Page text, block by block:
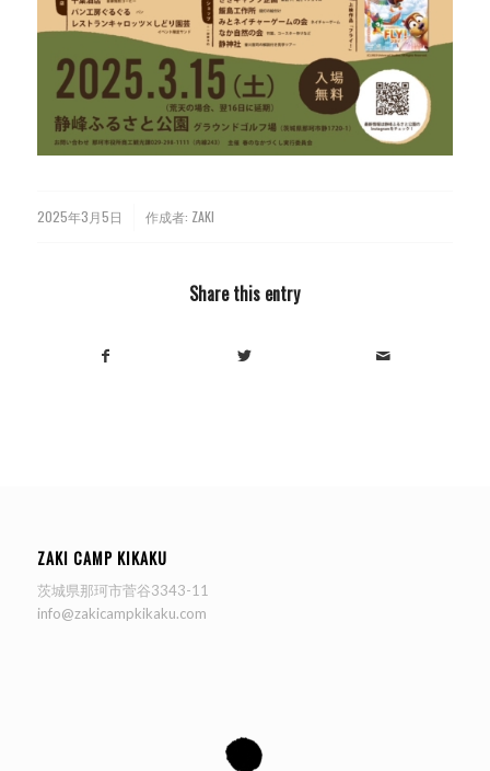
2025年3月5日 作成者: ZAKI
Share this entry
ZAKI CAMP KIKAKU
茨城県那珂市菅谷3343-11
info@zakicampkikaku.com